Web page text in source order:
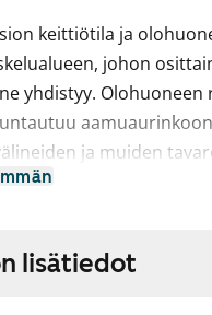
keittiötila ja
johon
yhdistyy. Olohuoneen
ja muiden
on noin 2,5 neliön
lisätiedot